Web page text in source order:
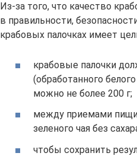
Из-за того, что качество
в правильности,
крабовых палочках имеет
крабовые палочки
(обработанного
можно не более 200 г;
между приемами пищи
зеленого чая без
чтобы сохранить